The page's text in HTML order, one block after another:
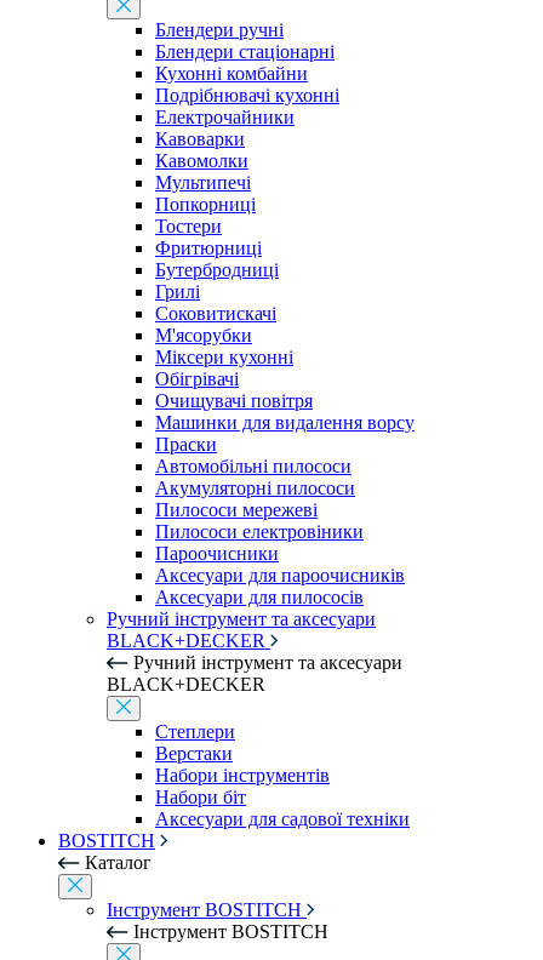
Блендери ручні
Блендери стаціонарні
Кухонні комбайни
Подрібнювачі кухонні
Електрочайники
Кавоварки
Кавомолки
Мультипечі
Попкорниці
Тостери
Фритюрниці
Бутербродниці
Грилі
Соковитискачі
М'ясорубки
Міксери кухонні
Обігрівачі
Очищувачі повітря
Машинки для видалення ворсу
Праски
Автомобільні пилососи
Акумуляторні пилососи
Пилососи мережеві
Пилососи електровіники
Пароочисники
Аксесуари для пароочисників
Аксесуари для пилососів
Ручний інструмент та аксесуари
BLACK+DECKER
Ручний інструмент та аксесуари
BLACK+DECKER
Степлери
Верстаки
Набори інструментів
Набори біт
Аксесуари для садової техніки
BOSTITCH
Каталог
Інструмент BOSTITCH
Інструмент BOSTITCH